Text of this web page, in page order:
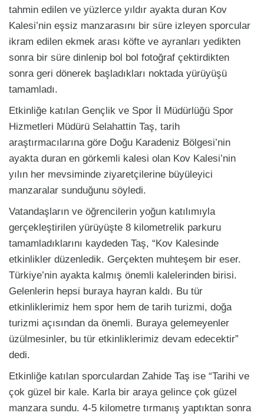
tahmin edilen ve yüzlerce yıldır ayakta duran Kov
Kalesi’nin eşsiz manzarasını bir süre izleyen sporcular
ikram edilen ekmek arası köfte ve ayranları yedikten
sonra bir süre dinlenip bol bol fotoğraf çektirdikten
sonra geri dönerek başladıkları noktada yürüyüşü
tamamladı.
Etkinliğe katılan Gençlik ve Spor İl Müdürlüğü Spor
Hizmetleri Müdürü Selahattin Taş, tarih
araştırmacılarına göre Doğu Karadeniz Bölgesi’nin
ayakta duran en görkemli kalesi olan Kov Kalesi’nin
yılın her mevsiminde ziyaretçilerine büyüleyici
manzaralar sunduğunu söyledi.
Vatandaşların ve öğrencilerin yoğun katılımıyla
gerçekleştirilen yürüyüşte 8 kilometrelik parkuru
tamamladıklarını kaydeden Taş, “Kov Kalesinde
etkinlikler düzenledik. Gerçekten muhteşem bir eser.
Türkiye’nin ayakta kalmış önemli kalelerinden birisi.
Gelenlerin hepsi buraya hayran kaldı. Bu tür
etkinliklerimiz hem spor hem de tarih turizmi, doğa
turizmi açısından da önemli. Buraya gelemeyenler
üzülmesinler, bu tür etkinliklerimiz devam edecektir”
dedi.
Etkinliğe katılan sporculardan Zahide Taş ise “Tarihi ve
çok güzel bir kale. Karla bir araya gelince çok güzel
manzara sundu. 4-5 kilometre tırmanış yaptıktan sonra